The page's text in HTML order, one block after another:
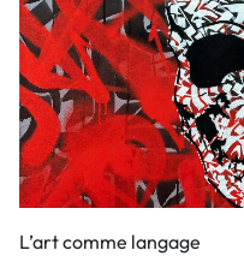
L’art comme langage